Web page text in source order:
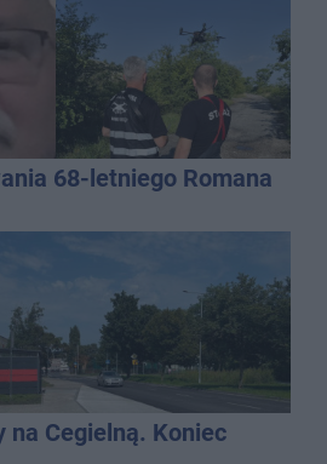
68-letniego Romana
na Cegielną. Koniec